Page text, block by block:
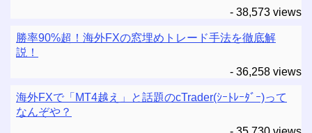
- 38,573 views
勝率90%超！海外FXの窓埋めトレード手法を徹底解
説！
- 36,258 views
海外FXで「MT4越え」と話題のcTrader(ｼｰﾄﾚｰﾀﾞｰ)って
なんぞや？